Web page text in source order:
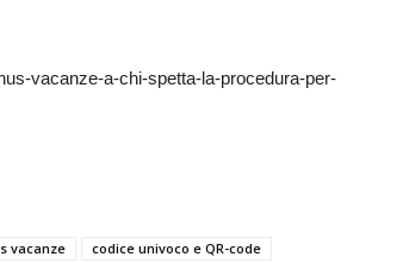
vacanze-a-chi-spetta-la-procedura-per-
vacanze
codice univoco e QR-code